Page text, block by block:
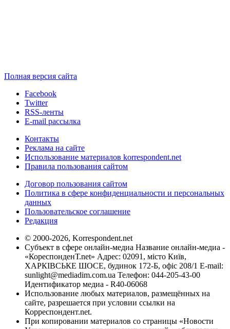
Полная версия сайта
Facebook
Twitter
RSS-ленты
E-mail рассылка
Контакты
Реклама на сайте
Использование материалов korrespondent.net
Правила пользования сайтом
Договор пользования сайтом
Политика в сфере конфиденциальности и персональных
данных
Пользовательское соглашение
Редакция
© 2000-2026, Korrespondent.net
Субъект в сфере онлайн-медиа Название онлайн-медиа -
«КореспонденТ.net» Адрес: 02091, місто Київ,
ХАРКІВСЬКЕ ШОСЕ, будинок 172-Б, офіс 208/1 E-mail:
sunlight@mediadim.com.ua Телефон: 044-205-43-00
Идентификатор медиа - R40-06068
Использование любых материалов, размещённых на
сайте, разрешается при условии ссылки на
Корреспондент.net.
При копировании материалов со страницы «Новости